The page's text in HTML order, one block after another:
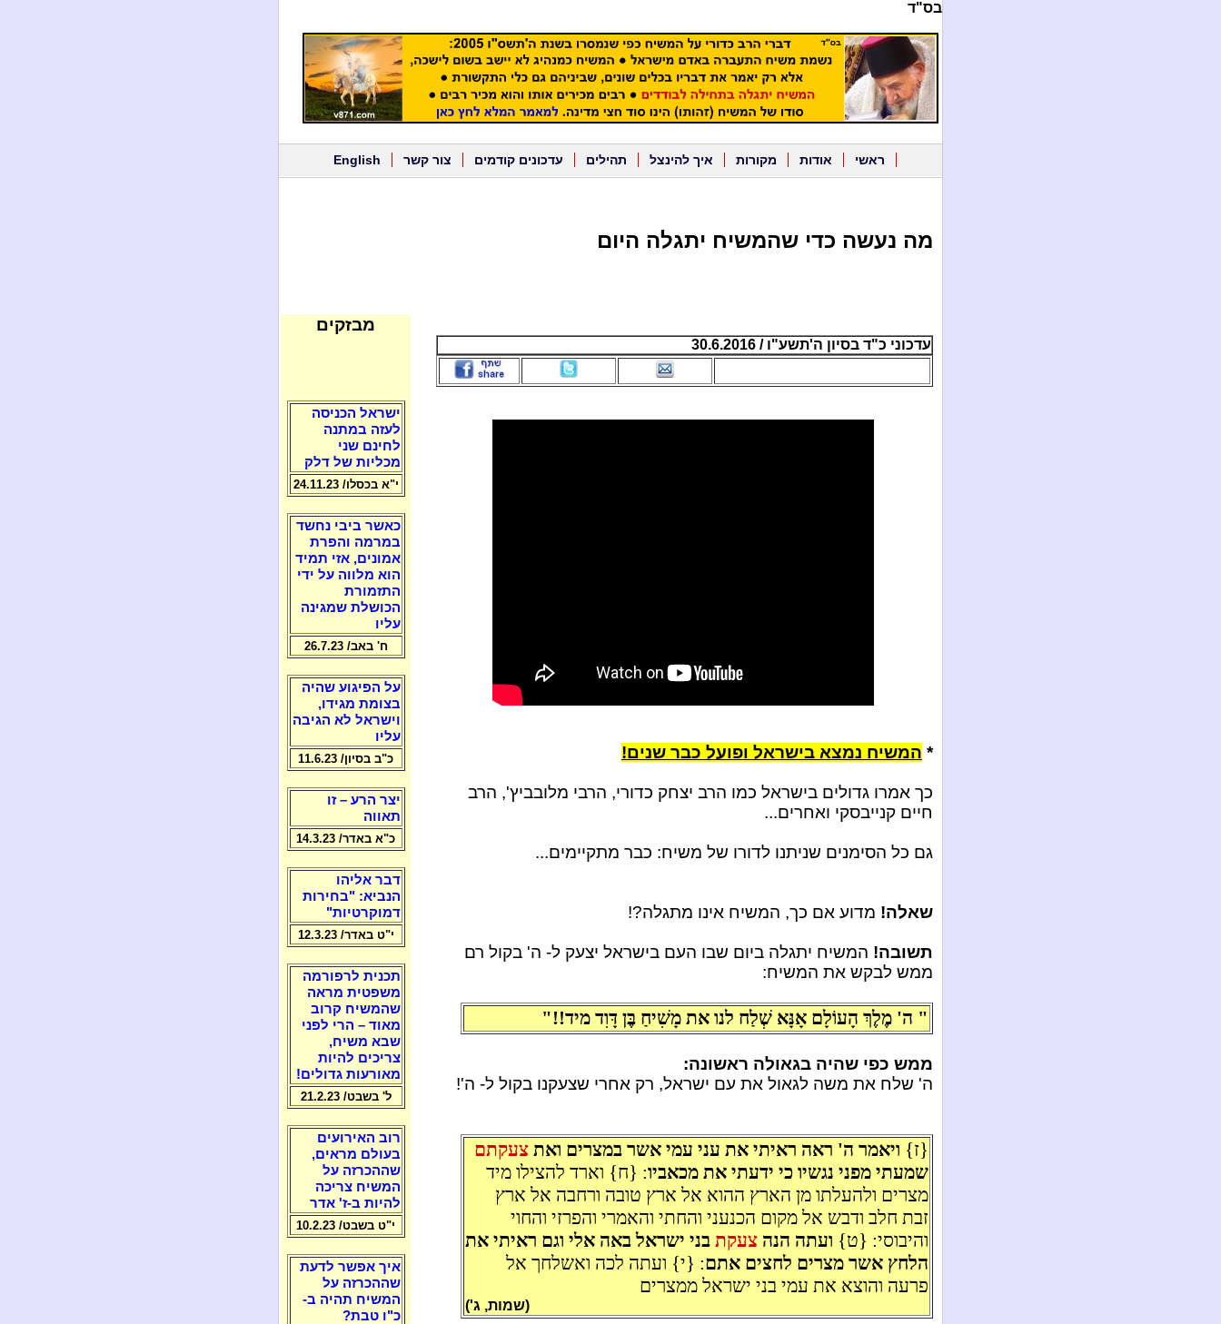
בס"ד
ראשי אודות מקורות איך להינצל תהילים עדכונים קודמים צור קשר English
מה נעשה כדי שהמשיח יתגלה היום
עדכוני כ"ד בסיון ה'תשע"ו / 30.6.2016
* המשיח נמצא בישראל ופועל כבר שנים!
כך אמרו גדולים בישראל כמו הרב יצחק כדורי, הרבי מלובביץ', הרב
חיים קנייבסקי ואחרים...
גם כל הסימנים שניתנו לדורו של משיח: כבר מתקיימים...
שאלה! מדוע אם כך, המשיח אינו מתגלה?!
תשובה! המשיח יתגלה ביום שבו העם בישראל יצעק ל- ה' בקול רם
ממש לבקש את המשיח:
" ה' מֶלֶךְ הָעוֹלָם אָנָּא שְׁלַח לנו את מָשִׁיחַ בֶּן דָּוִד מיד!!"
ממש כפי שהיה בגאולה ראשונה:
ה' שלח את משה לגאול את עם ישראל, רק אחרי שצעקנו בקול ל- ה'!
{ז} ויאמר ה' ראה ראיתי את עני עמי אשר במצרים ואת צעקתם
שמעתי מפני נגשיו כי ידעתי את מכאביו: {ח} וארד להצילו מיד
מצרים ולהעלתו מן הארץ ההוא אל ארץ טובה ורחבה אל ארץ
זבת חלב ודבש אל מקום הכנעני והחתי והאמרי והפרזי והחוי
והיבוסי: {ט} ועתה הנה צעקת בני ישראל באה אלי וגם ראיתי את
הלחץ אשר מצרים לחצים אתם: {י} ועתה לכה ואשלחך אל
פרעה והוצא את עמי בני ישראל ממצרים
(שמות, ג')
מבזקים
ישראל הכניסה
לעזה במתנה
לחינם שני
מכליות של דלק
י"א בכסלו/ 24.11.23
כאשר ביבי נחשד
במרמה והפרת
אמונים, אזי תמיד
הוא מלווה על ידי
התזמורת
הכושלת שמגינה
עליו
ח' באב/ 26.7.23
על הפיגוע שהיה
בצומת מגידו,
וישראל לא הגיבה
עליו
כ"ב בסיון/ 11.6.23
יצר הרע – זו
תאווה
כ"א באדר/ 14.3.23
דבר אליהו
הנביא: "בחירות
דמוקרטיות"
י"ט באדר/ 12.3.23
תכנית לרפורמה
משפטית מראה
שהמשיח קרוב
מאוד – הרי לפני
שבא משיח,
צריכים להיות
מאורעות גדולים!
ל' בשבט/ 21.2.23
רוב האירועים
בעולם מראים,
שההכרזה על
המשיח צריכה
להיות ב-ז' אדר
י"ט בשבט/ 10.2.23
איך אפשר לדעת
שההכרזה על
המשיח תהיה ב-
כ"ו טבת?